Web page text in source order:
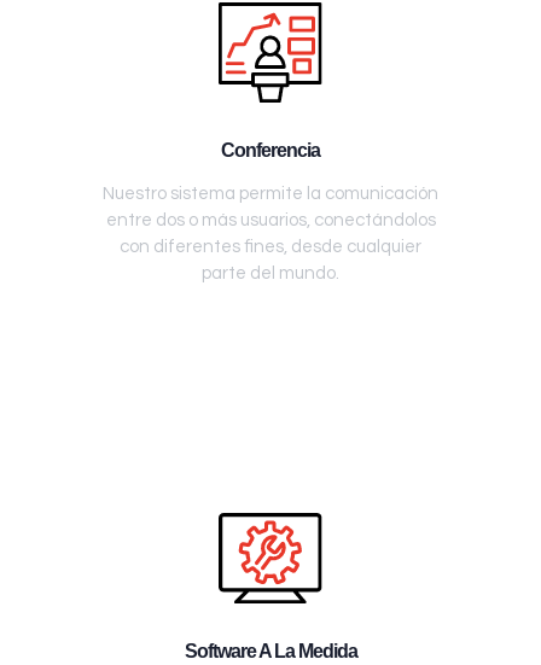
Conferencia
Nuestro sistema permite la comunicación
entre dos o más usuarios, conectándolos
con diferentes fines, desde cualquier
parte del mundo.
Software A La Medida